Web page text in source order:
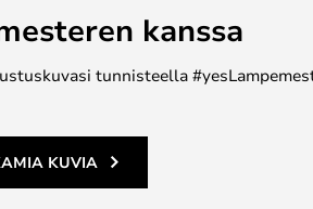
kanssa
tunnisteella
KUVIA